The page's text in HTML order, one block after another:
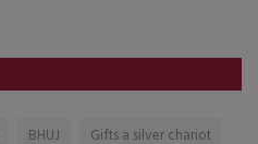
BHUJ
Gifts a silver chariot